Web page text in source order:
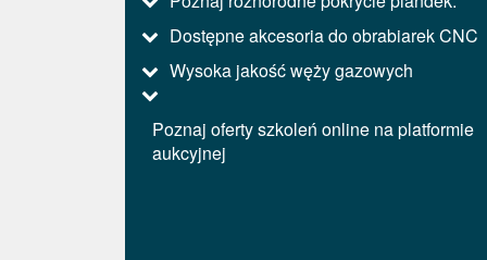
Dostępne akcesoria do obrabiarek CNC
Wysoka jakość węży gazowych
Poznaj oferty szkoleń online na platformie
aukcyjnej